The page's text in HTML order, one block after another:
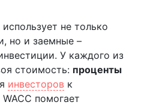
не только
но и заемные –
У каждого из
стоимость: проценты
инвесторов к
помогает